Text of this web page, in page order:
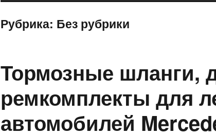
Рубрика: Без рубрики
Тормозные шланги,
ремкомплекты для
автомобилей